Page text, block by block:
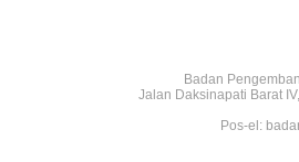
Badan
Jalan Daksinapati Barat
Pos-el: